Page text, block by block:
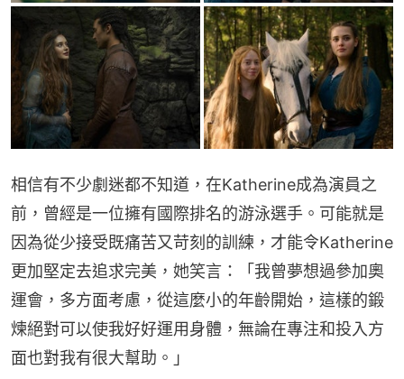
相信有不少劇迷都不知道，在Katherine成為演員之
前，曾經是一位擁有國際排名的游泳選手。可能就是
因為從少接受既痛苦又苛刻的訓練，才能令Katherine
更加堅定去追求完美，她笑言：「我曾夢想過參加奧
運會，多方面考慮，從這麼小的年齡開始，這樣的鍛
煉絕對可以使我好好運用身體，無論在專注和投入方
面也對我有很大幫助。」